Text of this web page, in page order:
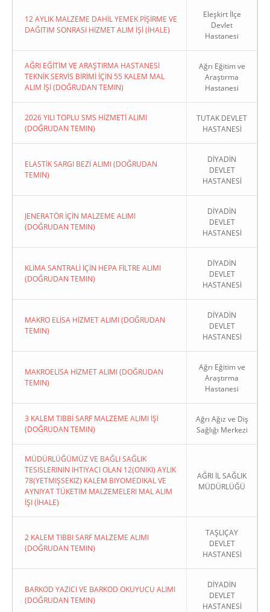
12 AYLIK MALZEME DAHİL YEMEK PİŞİRME VE
DAĞITIM SONRASI HİZMET ALIM İŞİ (İHALE)
Eleşkirt İlçe
Devlet
Hastanesi
AĞRI EĞİTİM VE ARAŞTIRMA HASTANESİ
TEKNİK SERVİS BİRİMİ İÇİN 55 KALEM MAL
ALIM İŞİ (DOĞRUDAN TEMIN)
Ağrı Eğitim ve
Araştırma
Hastanesi
2026 YILI TOPLU SMS HİZMETİ ALIMI
(DOĞRUDAN TEMIN)
TUTAK DEVLET
HASTANESİ
ELASTİK SARGI BEZİ ALIMI (DOĞRUDAN
TEMIN)
DİYADİN
DEVLET
HASTANESİ
JENERATÖR İÇİN MALZEME ALIMI
(DOĞRUDAN TEMIN)
DİYADİN
DEVLET
HASTANESİ
KLİMA SANTRALİ İÇİN HEPA FİLTRE ALIMI
(DOĞRUDAN TEMIN)
DİYADİN
DEVLET
HASTANESİ
MAKRO ELİSA HİZMET ALIMI (DOĞRUDAN
TEMIN)
DİYADİN
DEVLET
HASTANESİ
MAKROELİSA HİZMET ALIMI (DOĞRUDAN
TEMIN)
Ağrı Eğitim ve
Araştırma
Hastanesi
3 KALEM TIBBİ SARF MALZEME ALIMI İŞİ
(DOĞRUDAN TEMIN)
Ağrı Ağız ve Diş
Sağlığı Merkezi
MÜDÜRLÜĞÜMÜZ VE BAĞLI SAĞLIK
TESISLERININ IHTIYACI OLAN 12(ONIKI) AYLIK
78(YETMIŞSEKIZ) KALEM BIYOMEDIKAL VE
AYNIYAT TÜKETIM MALZEMELERI MAL ALIM
İŞI (İHALE)
AĞRI İL SAĞLIK
MÜDÜRLÜĞÜ
2 KALEM TIBBI SARF MALZEME ALIMI
(DOĞRUDAN TEMIN)
TAŞLIÇAY
DEVLET
HASTANESİ
BARKOD YAZICI VE BARKOD OKUYUCU ALIMI
(DOĞRUDAN TEMIN)
DİYADİN
DEVLET
HASTANESİ